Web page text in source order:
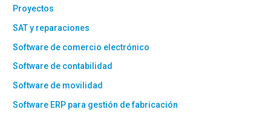
Proyectos
SAT y reparaciones
Software de comercio electrónico
Software de contabilidad
Software de movilidad
Software ERP para gestión de fabricación